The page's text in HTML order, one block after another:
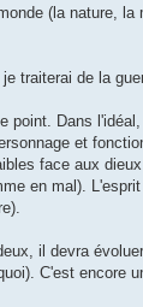
(la nature,
traiterai de la
Dans
et
face aux
en mal).
il devra
C'est encore